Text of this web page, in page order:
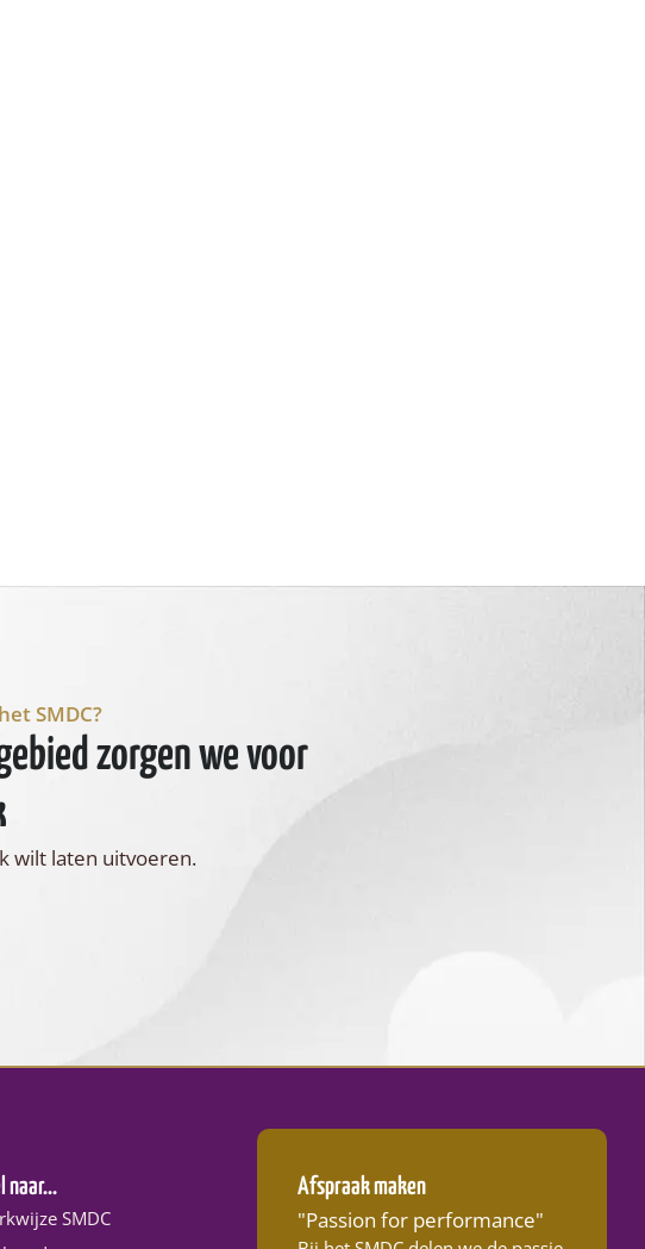
SMDC?
zorgen we voor
wilt laten uitvoeren.
naar...
SMDC
Afspraak maken
"Passion for performance"